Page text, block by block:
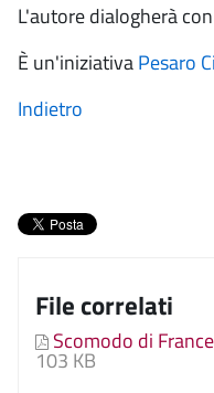
L'autore dialogherà con
È un'iniziativaPesaro
Indietro
File correlati
Scomodo di
103 KB